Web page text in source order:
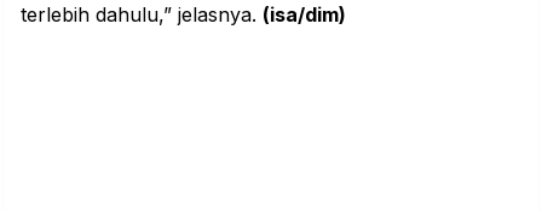
terlebih dahulu,” jelasnya. (isa/dim)